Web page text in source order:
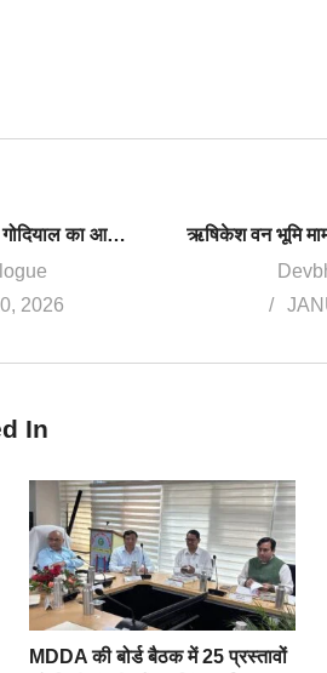
अंकिता भंडारी केस: गोदियाल का आरोप, बिना जज की निगरानी में CBI जांच को भटका रही है सरकार, VIP के खिलाफ दर्ज हुई FIR
2026
In
MDDA की बोर्ड बैठक में 25 प्रस्तावों